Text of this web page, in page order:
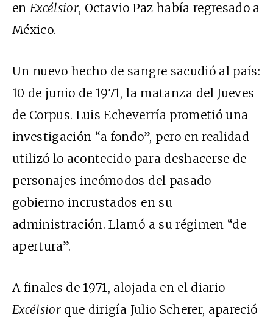
enExcélsior, Octavio Paz había regresado a
México.
Un nuevo hecho de sangre sacudió al país:
10 de junio de 1971, la matanza del Jueves
de Corpus. Luis Echeverría prometió una
investigación “a fondo”, pero en realidad
utilizó lo acontecido para deshacerse de
personajes incómodos del pasado
gobierno incrustados en su
administración. Llamó a su régimen “de
apertura”.
A finales de 1971, alojada en el diario
Excélsior que dirigía Julio Scherer, apareció